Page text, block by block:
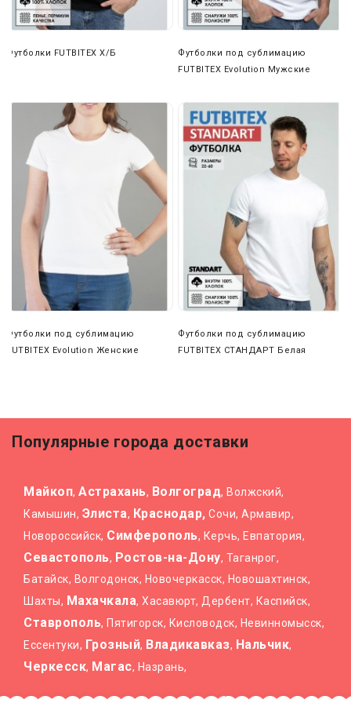
вы можете отказаться от наших транспортных услуг и
выбрать любую другую удобную вам компанию (ПЭК,
Футболки FUTBITEX Х/Б
Футболки под сублимацию
FUTBITEX Evolution Мужские
Футболки под сублимацию
FUTBITEX Evolution Женские
Футболки под сублимацию
FUTBITEX СТАНДАРТ Белая
Популярные города доставки
Майкоп, Астрахань, Волгоград, Волжский,
Камышин, Элиста, Краснодар, Сочи, Армавир,
Новороссийск, Симферополь, Керчь, Евпатория,
Севастополь, Ростов-на-Дону, Таганрог,
Батайск, Волгодонск, Новочеркасск, Новошахтинск,
Шахты, Махачкала, Хасавюрт, Дербент, Каспийск,
Ставрополь, Пятигорск, Кисловодск, Невинномысск,
Ессентуки, Грозный, Владикавказ, Нальчик,
Черкесск, Магас, Назрань,